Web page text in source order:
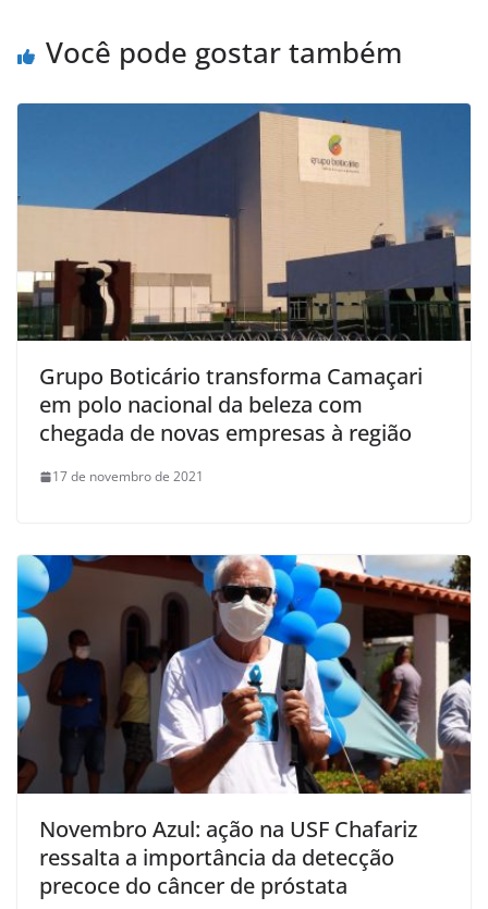
Você pode gostar também
Grupo Boticário transforma Camaçari
em polo nacional da beleza com
chegada de novas empresas à região
17 de novembro de 2021
Novembro Azul: ação na USF Chafariz
ressalta a importância da detecção
precoce do câncer de próstata